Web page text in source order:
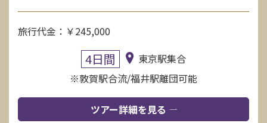
旅行代金：￥245,000
4日間
東京駅集合
※敦賀駅合流/福井駅離団可能
ツアー詳細を見る